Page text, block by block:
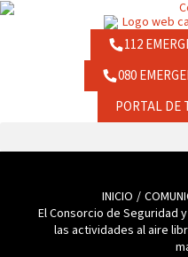
contenido
Ir
al
112
080
PORTAL DE
INICIO
El Consorcio de Seguridad
las actividades al aire